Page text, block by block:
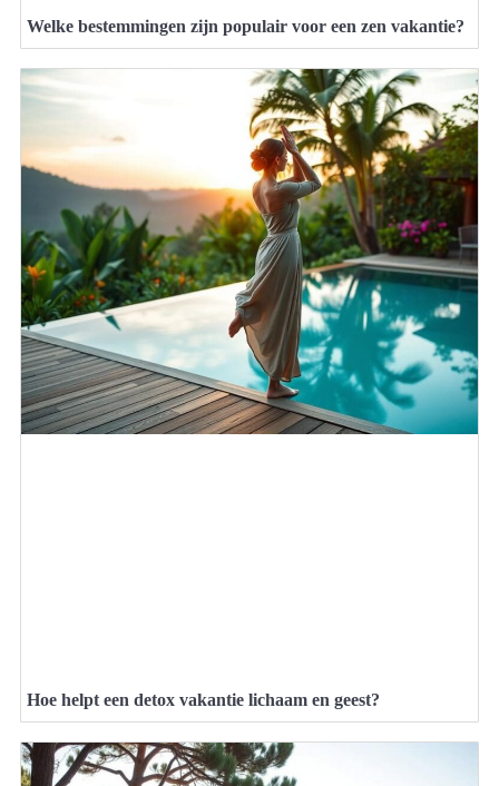
Welke bestemmingen zijn populair voor een zen vakantie?
Hoe helpt een detox vakantie lichaam en geest?